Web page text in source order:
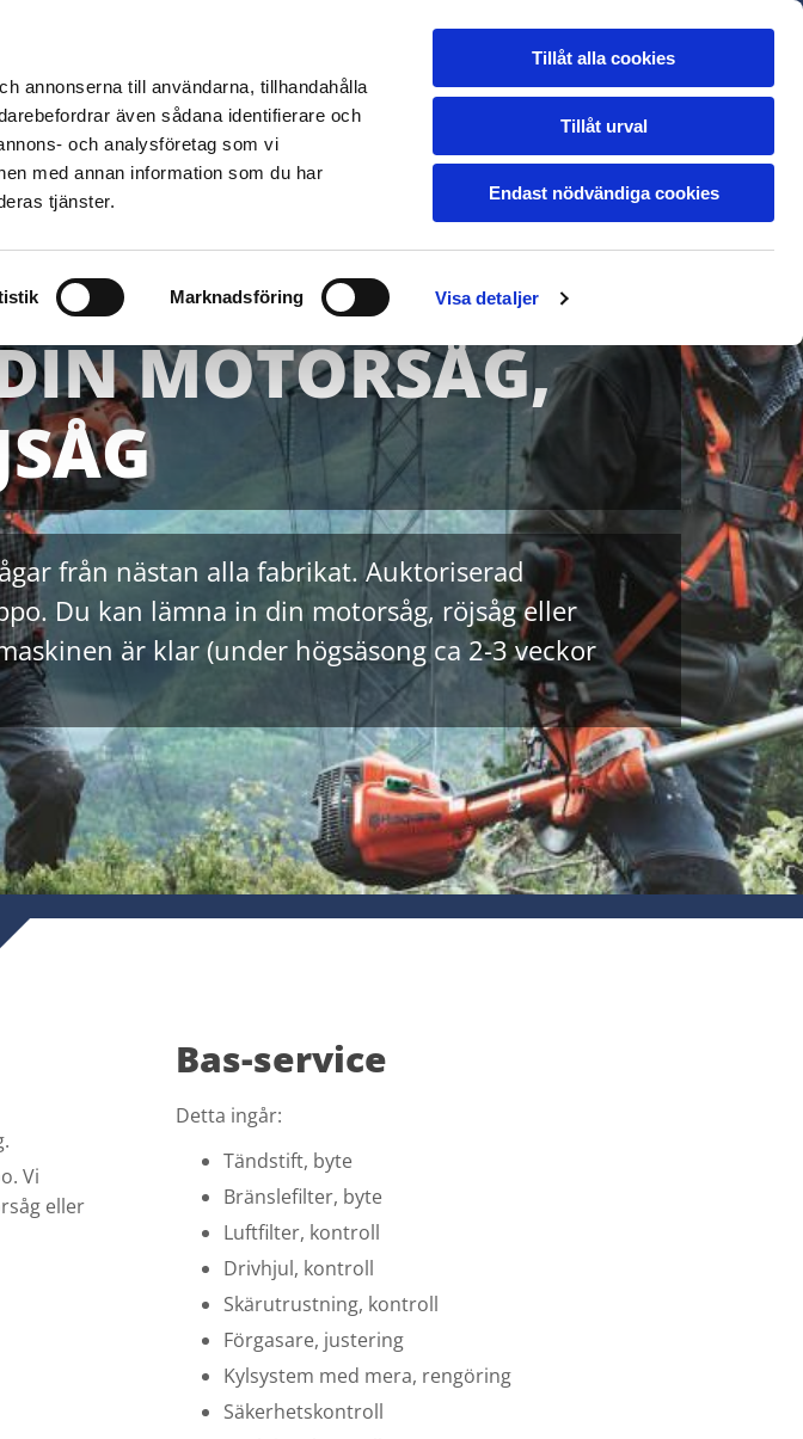
annonserna till användarna, tillhandahålla
även sådana identifierare och
och analysföretag som vi
med annan information som du har
tjänster.
Marknadsföring Visa detaljer
Tillåt alla cookies
Tillåt urval
Endast nödvändiga cookies
MOTORSÅG,
från nästan alla fabrikat. ​Auktoriserad
​Du kan lämna in din motorsåg, röjsåg eller
är klar (under högsäsong ca 2-3 veckor
Vi
eller
Bas-service
Detta ingår:
Tändstift, byte
Bränslefilter, byte
Luftfilter, kontroll
Drivhjul, kontroll
Skärutrustning, kontroll
Förgasare, justering
Kylsystem med mera, rengöring
Säkerhetskontroll